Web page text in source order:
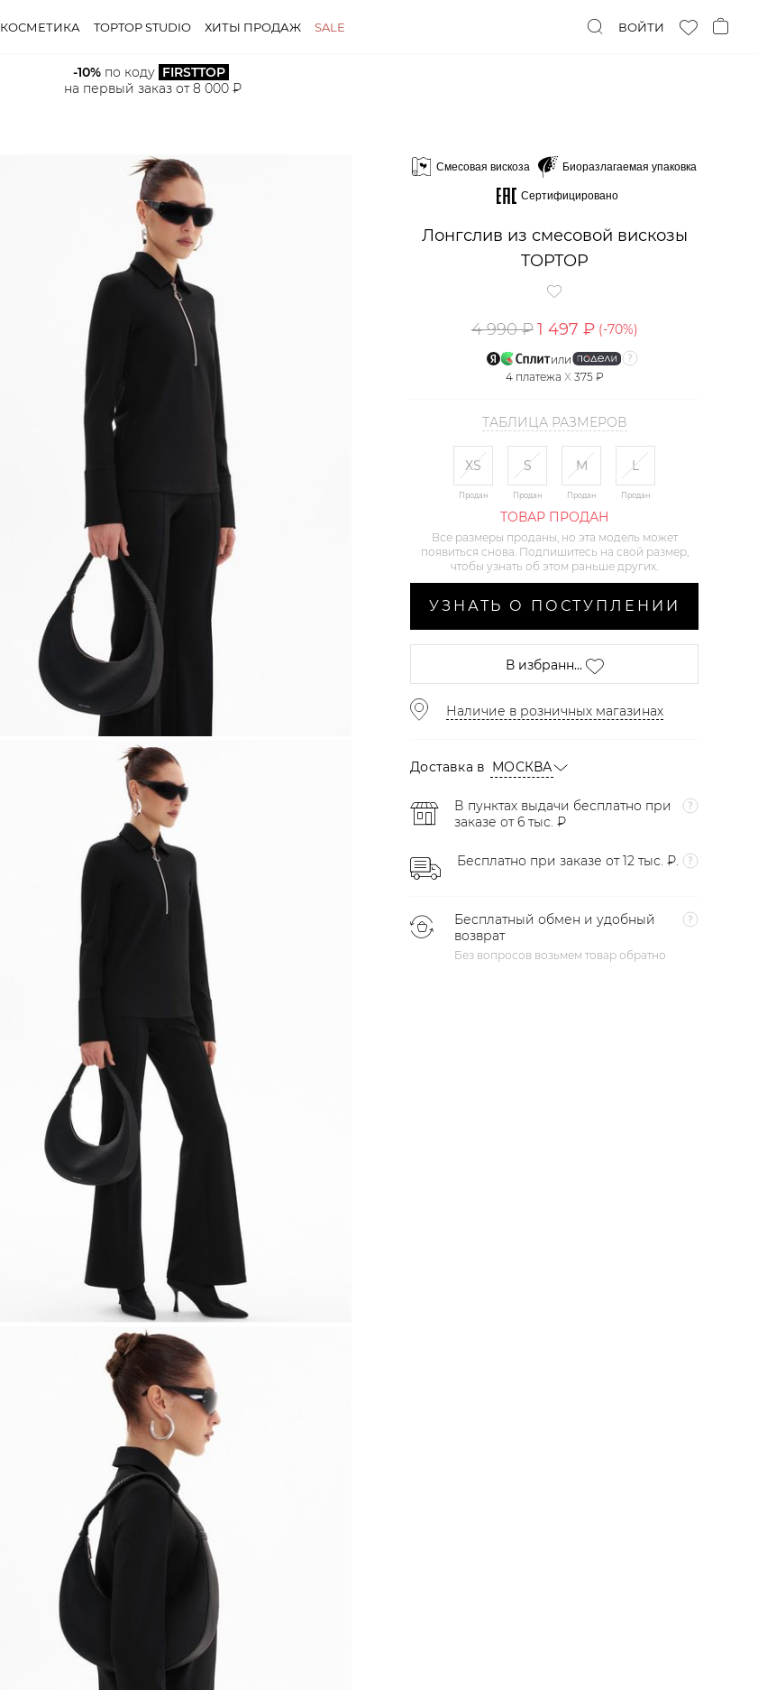
КОСМЕТИКА TOPTOP STUDIO ХИТЫ ПРОДАЖ SALE ВОЙТИ
-10% по коду FIRSTTOP
на первый заказ от 8 000 ₽
Смесовая вискоза
Биоразлагаемая упаковка
Сертифицировано
Лонгслив из смесовой вискозы
TOPTOP
4 990 ₽1 497 ₽ (-70%)
или
4 платежа X 375 ₽
ТАБЛИЦА РАЗМЕРОВ
XS
Продан
S
Продан
M
Продан
L
Продан
ТОВАР ПРОДАН
Все размеры проданы, но эта модель может
появиться снова. Подпишитесь на свой размер,
чтобы узнать об этом раньше других.
УЗНАТЬ О ПОСТУПЛЕНИИ
В избранн...
Наличие в розничных магазинах
Доставка в МОСКВА
В пунктах выдачи бесплатно при
заказе от 6 тыс. ₽
Бесплатно при заказе от 12 тыс. ₽.
Бесплатный обмен и удобный
возврат
Без вопросов возьмем товар обратно